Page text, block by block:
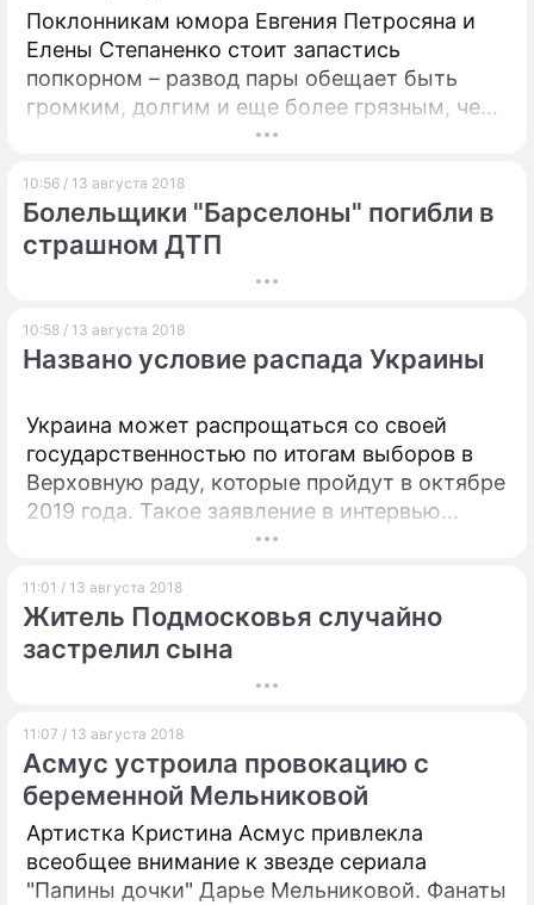
Поклонникам юмора Евгения Петросяна и
Елены Степаненко стоит запастись
попкорном – развод пары обещает быть
громким, долгим и еще более грязным, чем
у Армена Джигарханяна с юной
Романовской. К тому же у основателя
"Смехопанорамы", кажется, пассия более
молода.
10:56 / 13 августа 2018
Болельщики "Барселоны" погибли в
страшном ДТП
10:58 / 13 августа 2018
Названо условие распада Украины
Украина может распрощаться со своей
государственностью по итогам выборов в
Верховную раду, которые пройдут в октябре
2019 года. Такое заявление в интервью
одному из изданий Незалежной сделал
оккупированных территорий Георгий Тука.
11:01 / 13 августа 2018
Житель Подмосковья случайно
застрелил сына
11:07 / 13 августа 2018
Асмус устроила провокацию с
беременной Мельниковой
Артистка Кристина Асмус привлекла
всеобщее внимание к звезде сериала
"Папины дочки" Дарье Мельниковой. Фанаты